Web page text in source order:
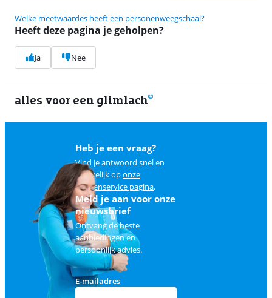
Welke meetwaardes heeft een personenweegschaal?
Heeft deze pagina je geholpen?
Ja Nee
alles voor een glimlach
Heb je een vraag?
Vind je antwoord snel en
makkelijk oponze
klantenservice pagina.
Meld je aan voor onze
nieuwsbrief
Ontvang de beste
aanbiedingen en
persoonlijk advies.
E-mailadres